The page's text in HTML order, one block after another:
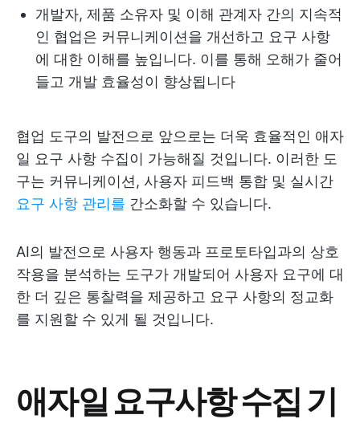
개발자, 제품 소유자 및 이해 관계자 간의 지속적
인 협업은 커뮤니케이션을 개선하고 요구 사항
에 대한 이해를 높입니다. 이를 통해 오해가 줄어
들고 개발 효율성이 향상됩니다
협업 도구의 발전으로 앞으로는 더욱 효율적인 애자
일 요구 사항 수집이 가능해질 것입니다. 이러한 도
구는 커뮤니케이션, 사용자 피드백 통합 및 실시간
요구 사항 관리를 간소화할 수 있습니다.
AI의 발전으로 사용자 행동과 프로토타입과의 상호
작용을 분석하는 도구가 개발되어 사용자 요구에 대
한 더 깊은 통찰력을 제공하고 요구 사항의 정교화
를 지원할 수 있게 될 것입니다.
애자일 요구사항 수집 기